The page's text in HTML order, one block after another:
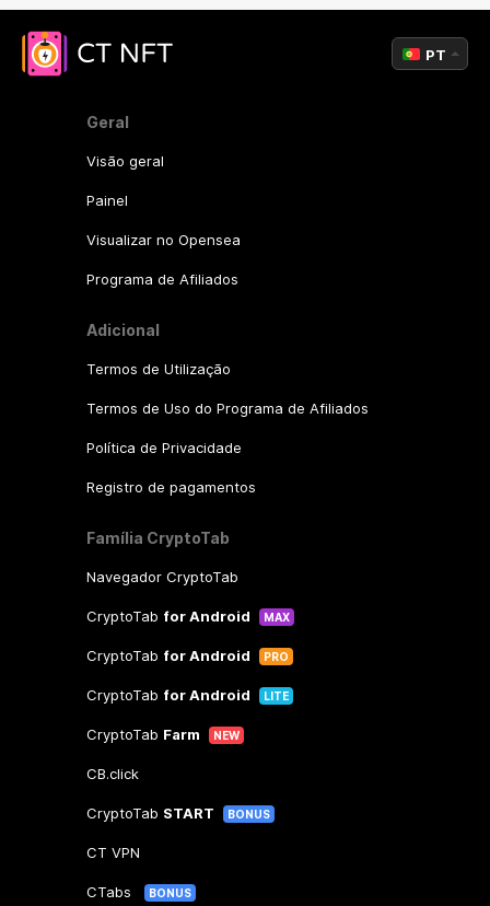
Geral
Visão geral
Painel
Visualizar no Opensea
Programa de Afiliados
Adicional
Termos de Utilização
Termos de Uso do Programa de Afiliados
Política de Privacidade
Registro de pagamentos
Família CryptoTab
Navegador CryptoTab
CryptoTab for Android MAX
CryptoTab for Android PRO
CryptoTab for Android LITE
CryptoTab Farm NEW
CB.click
CryptoTab START BONUS
CT VPN
CTabs BONUS
PT